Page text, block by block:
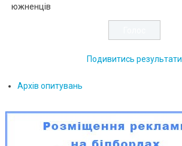
южненців
Подивитись результати
Архів опитувань